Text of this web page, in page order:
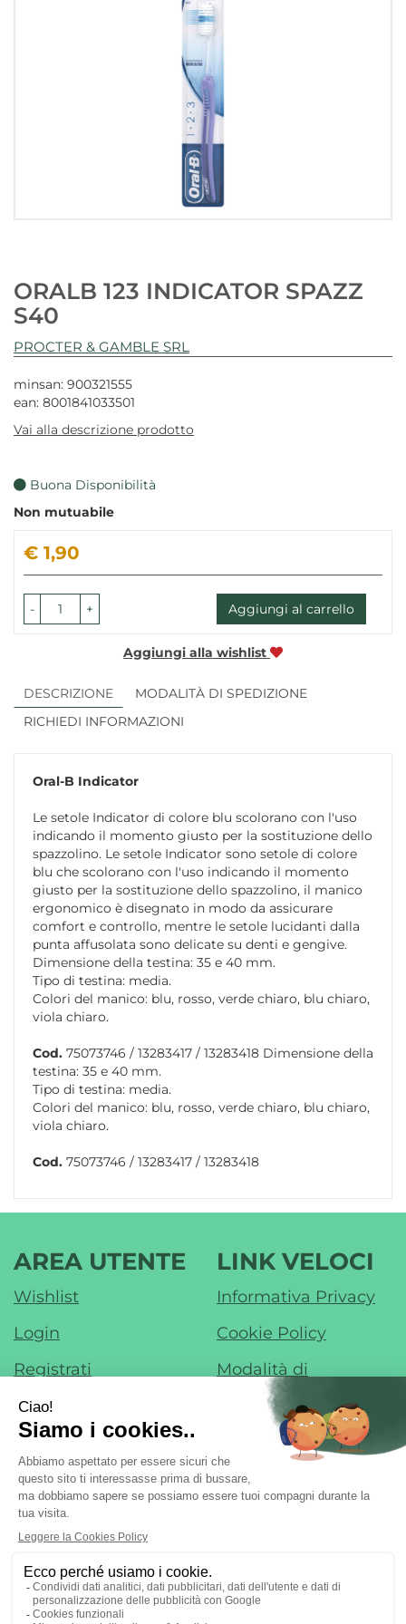
ORALB 123 INDICATOR SPAZZ
S40
PROCTER & GAMBLE SRL
minsan: 900321555
ean: 8001841033501
Vai alla descrizione prodotto
Buona Disponibilità
Non mutuabile
Prezzo
€ 1,90
- + Aggiungi al carrello
Aggiungi alla wishlist
DESCRIZIONE
MODALITÀ DI SPEDIZIONE
RICHIEDI INFORMAZIONI
Oral-B Indicator
Le setole Indicator di colore blu scolorano con l'uso
indicando il momento giusto per la sostituzione dello
spazzolino. Le setole Indicator sono setole di colore
blu che scolorano con l'uso indicando il momento
giusto per la sostituzione dello spazzolino, il manico
ergonomico è disegnato in modo da assicurare
comfort e controllo, mentre le setole lucidanti dalla
punta affusolata sono delicate su denti e gengive.
Dimensione della testina: 35 e 40 mm.
Tipo di testina: media.
Colori del manico: blu, rosso, verde chiaro, blu chiaro,
viola chiaro.
Cod. 75073746 / 13283417 / 13283418 Dimensione della
testina: 35 e 40 mm.
Tipo di testina: media.
Colori del manico: blu, rosso, verde chiaro, blu chiaro,
viola chiaro.
Cod. 75073746 / 13283417 / 13283418
AREA UTENTE
Wishlist
Login
Registrati
Contatti
Iscrizione alla
Newsletter
LINK VELOCI
Informativa Privacy
Cookie Policy
Modalità di
Pagamento
Modalità di
Spedizione e Ritiro
Condizioni di Vendita
Farmacia di Liscate sas - Dr. F. Nobile &
C.
- Via IV Novembre, 22 20060 Liscate (MI)